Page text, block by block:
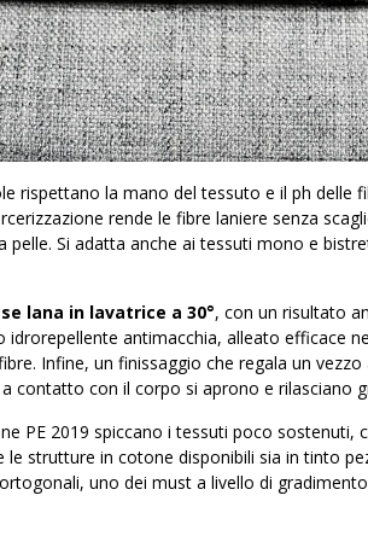
rispettano la mano del tessuto e il ph delle
rende le fibre laniere senza
Si adatta anche ai tessuti mono e
lana in lavatrice a 30°, con un risultato
antimacchia, alleato efficace
Infine, un finissaggio che regala un
contatto con il corpo si aprono e rilasciano
PE 2019 spiccano i tessuti poco sostenuti,
strutture in cotone disponibili sia in tinto
uno dei must a livello di